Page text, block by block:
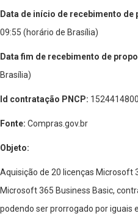
Data de início de recebimento de
09:55 (horário de Brasília)
Data fim de recebimento de
Brasília)
Id contratação PNCP:
Fonte: Compras.gov.br
Objeto:
Aquisição de 20 licenças Microsoft
Microsoft 365 Business Basic,
podendo ser prorrogado por iguais